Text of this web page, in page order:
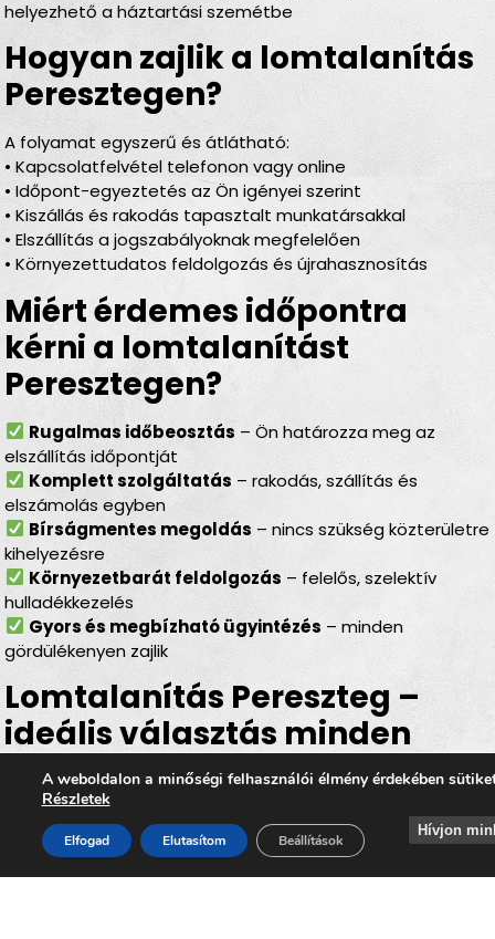
helyezhető a háztartási szemétbe
Hogyan zajlik a lomtalanítás
Peresztegen?
A folyamat egyszerű és átlátható:
• Kapcsolatfelvétel telefonon vagy online
• Időpont-egyeztetés az Ön igényei szerint
• Kiszállás és rakodás tapasztalt munkatársakkal
• Elszállítás a jogszabályoknak megfelelően
• Környezettudatos feldolgozás és újrahasznosítás
Miért érdemes időpontra
kérni a lomtalanítást
Peresztegen?
Rugalmas időbeosztás – Ön határozza meg az
elszállítás időpontját
Komplett szolgáltatás – rakodás, szállítás és
elszámolás egyben
Bírságmentes megoldás – nincs szükség közterületre
kihelyezésre
Környezetbarát feldolgozás – felelős, szelektív
hulladékkezelés
Gyors és megbízható ügyintézés – minden
gördülékenyen zajlik
Lomtalanítás Pereszteg –
ideális választás minden
helyzetben
felújításról, költözésről, garázs- vagy
padlásürítésről, esetleg egy örökölt ingatlan
A weboldalon a minőségi felhasználói élmény érdekében
Részletek
Elfogad Elutasítom Beállítások
Hívjon